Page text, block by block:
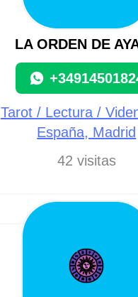
LA ORDEN DE
Tarot / Lectura /
España, Madrid
42 visitas